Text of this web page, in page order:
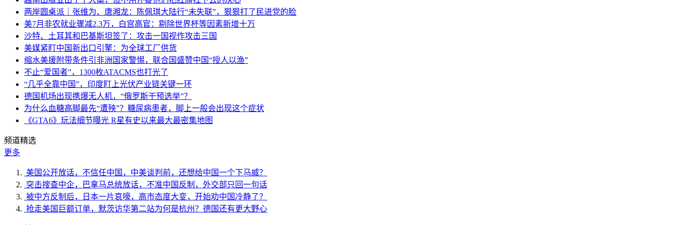
两岸圆桌派｜张维为、唐湘龙：陈佩琪大陆行“未失联”，狠狠打了民进党的脸
美7月非农就业骤减2.3万，白宫高官：剔除世界杯等因素新增十万
沙特、土耳其和巴基斯坦签了：攻击一国视作攻击三国
美媒紧盯中国新出口引擎：为全球工厂供货
缩水美援附带条件引非洲国家警惕，联合国盛赞中国“授人以渔”
不止“爱国者”，1300枚ATACMS也打光了
“几乎全靠中国”，印度盯上光伏产业链关键一环
德国机场出现携爆无人机，“俄罗斯干预选举”？
为什么血糖高脚最先“遭殃”？糖尿病患者，脚上一般会出现这个症状
《GTA6》玩法细节曝光 R星有史以来最大最密集地图
频道精选
更多
美国公开放话，不信任中国，中美谈判前，还想给中国一个下马威？
突击搜查中企，巴拿马总统放话，不准中国反制，外交部只回一句话
被中方反制后，日本一片哀嚎，高市态度大变，开始劝中国冷静了？
抢走美国巨额订单，默茨访华第二站为何是杭州？德国还有更大野心